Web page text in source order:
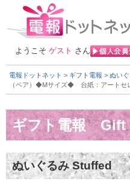
ようこそ ゲスト さん
電報ドットネット > ギフト電報 > ぬい
（ペア）◆Mサイズ◆ 台紙：アートセ